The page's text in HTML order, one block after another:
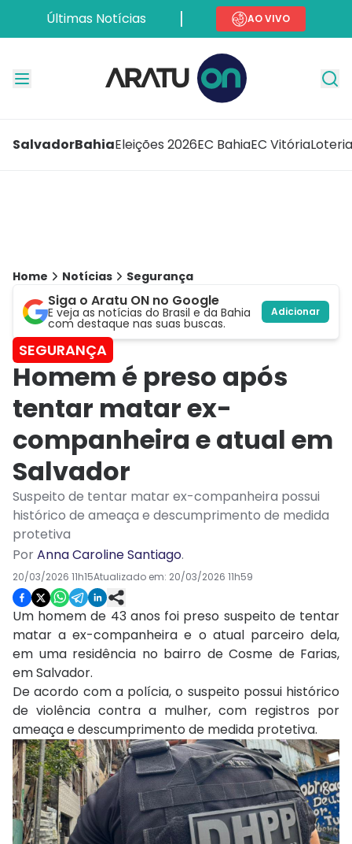
Últimas Notícias AO VIVO
SalvadorBahiaEleições 2026EC BahiaEC Vitória
Home Notícias Segurança
Siga o Aratu ON no Google
E veja as notícias do Brasil e da Bahia
com destaque nas suas buscas.
Adicionar
SEGURANÇA
Homem é preso após
tentar matar ex-
companheira e atual em
Salvador
Suspeito de tentar matar ex-companheira possui
histórico de ameaça e descumprimento de medida
protetiva
PorAnna Caroline Santiago.
20/03/2026 11h15Atualizado em: 20/03/2026 11h59
Um homem de 43 anos foi preso suspeito de tentar
matar a ex-companheira e o atual parceiro dela,
em uma residência no bairro de Cosme de Farias,
em Salvador.
De acordo com a polícia, o suspeito possui histórico
de violência contra a mulher, com registros por
ameaça e descumprimento de medida protetiva.